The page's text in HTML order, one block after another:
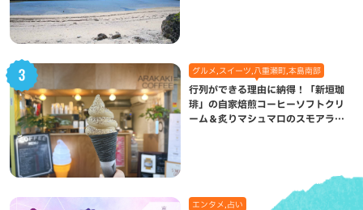
グルメ,スイーツ,八重瀬町,本島南部
行列ができる理由に納得！「新垣珈
琲」の自家焙煎コーヒーソフトクリ
ーム＆炙りマシュマロのスモアラテ
エンタメ,占い